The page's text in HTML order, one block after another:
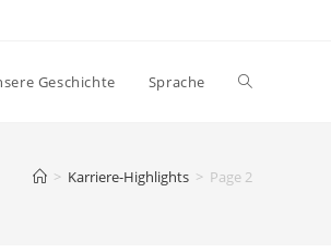
Geschichte Sprache Toggle
> Karriere-Highlights > Page 2